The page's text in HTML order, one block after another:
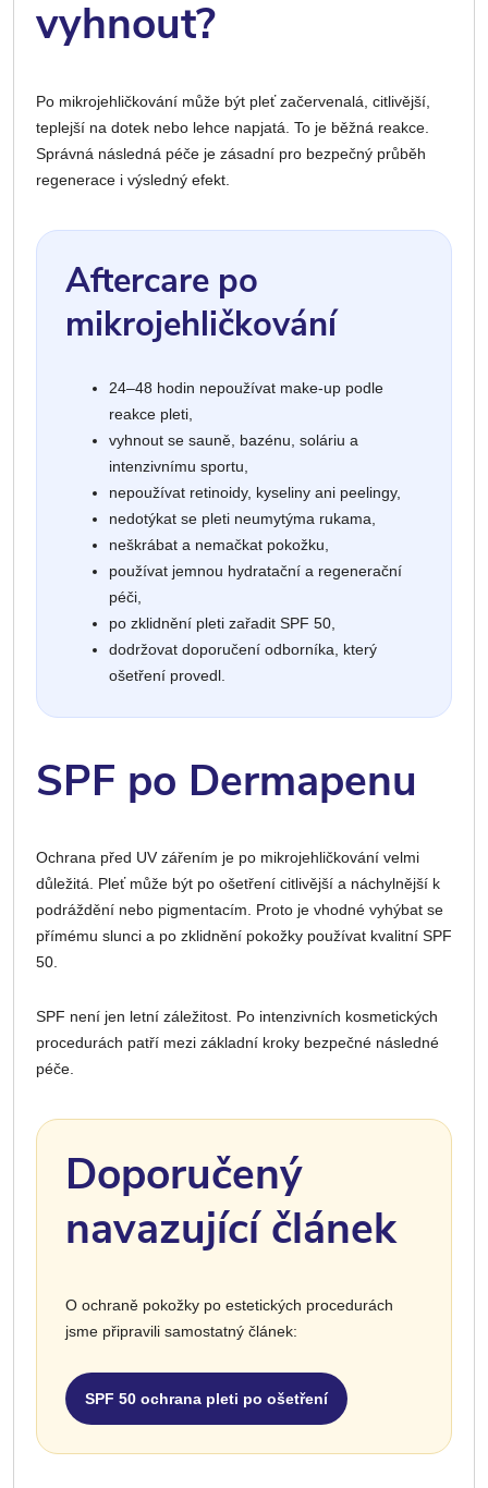
vyhnout?
Po mikrojehličkování může být pleť začervenalá, citlivější,
teplejší na dotek nebo lehce napjatá. To je běžná reakce.
Správná následná péče je zásadní pro bezpečný průběh
regenerace i výsledný efekt.
Aftercare po
mikrojehličkování
24–48 hodin nepoužívat make-up podle
reakce pleti,
vyhnout se sauně, bazénu, soláriu a
intenzivnímu sportu,
nepoužívat retinoidy, kyseliny ani peelingy,
nedotýkat se pleti neumytýma rukama,
neškrábat a nemačkat pokožku,
používat jemnou hydratační a regenerační
péči,
po zklidnění pleti zařadit SPF 50,
dodržovat doporučení odborníka, který
ošetření provedl.
SPF po Dermapenu
Ochrana před UV zářením je po mikrojehličkování velmi
důležitá. Pleť může být po ošetření citlivější a náchylnější k
podráždění nebo pigmentacím. Proto je vhodné vyhýbat se
přímému slunci a po zklidnění pokožky používat kvalitní SPF
50.
SPF není jen letní záležitost. Po intenzivních kosmetických
procedurách patří mezi základní kroky bezpečné následné
péče.
Doporučený
navazující článek
O ochraně pokožky po estetických procedurách
jsme připravili samostatný článek:
SPF 50 ochrana pleti po ošetření